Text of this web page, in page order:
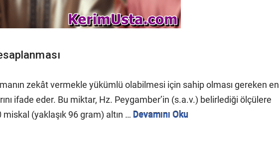
zekât vermekle yükümlü olabilmesi için sahip olması gereken en
ifade eder. Bu miktar, Hz. Peygamber’in (s.a.v.) belirlediği ölçülere
(yaklaşık 96 gram) altın … Devamını Oku